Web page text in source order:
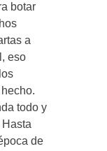
botar
a
eso
todo y
de